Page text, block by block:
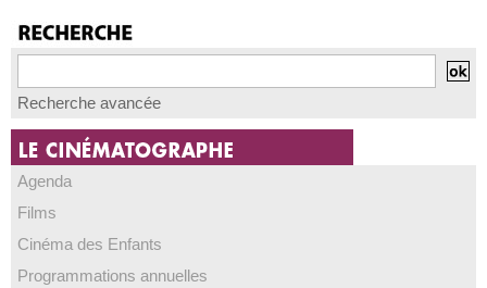
Recherche avancée
Agenda
Films
Cinéma des Enfants
Programmations annuelles